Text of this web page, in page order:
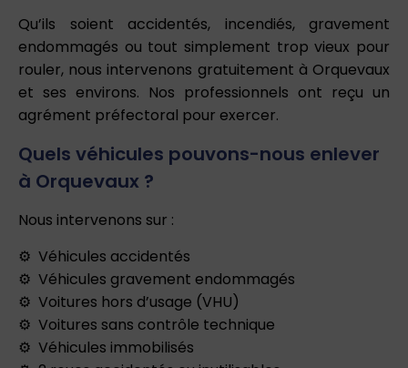
Qu’ils soient accidentés, incendiés, gravement
endommagés ou tout simplement trop vieux pour
rouler, nous intervenons gratuitement à Orquevaux
et ses environs. Nos professionnels ont reçu un
agrément préfectoral pour exercer.
Quels véhicules pouvons-nous enlever
à Orquevaux ?
Nous intervenons sur :
Véhicules accidentés
Véhicules gravement endommagés
Voitures hors d’usage (VHU)
Voitures sans contrôle technique
Véhicules immobilisés